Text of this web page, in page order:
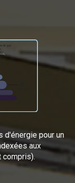
d'énergie pour un
aux
compris).